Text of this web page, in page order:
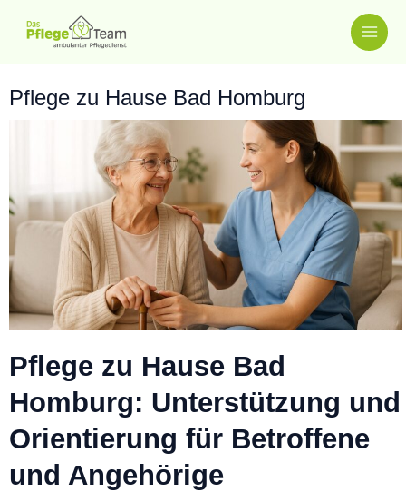
Inhalt
Pflege zu Hause Bad Homburg
Pflege zu Hause Bad
Homburg: Unterstützung und
Orientierung für Betroffene
und Angehörige